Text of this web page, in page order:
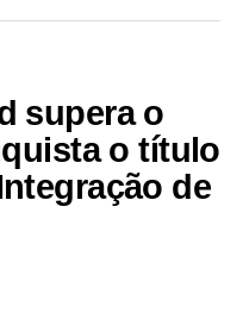
supera o
o título
de